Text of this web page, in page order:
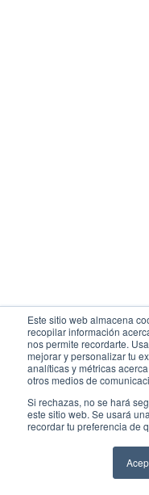
Este sitio web almacena
recopilar información
nos permite recordarte.
mejorar y personalizar tu
analíticas y métricas
otros medios de
Si rechazas, no se hará
este sitio web. Se usará
recordar tu preferencia de